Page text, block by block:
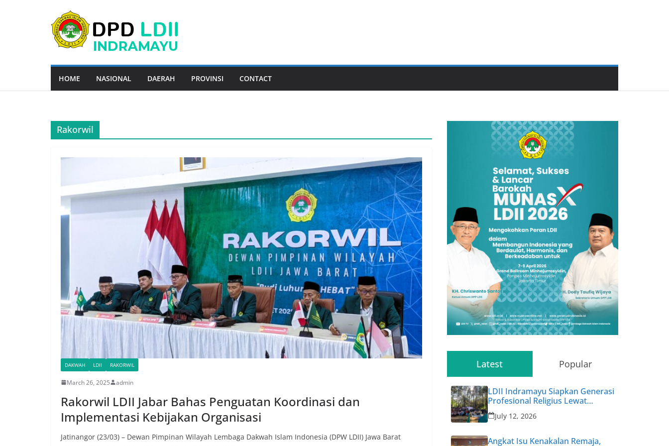
HOME NASIONAL DAERAH PROVINSI CONTACT
Rakorwil
DAKWAH LDII RAKORWIL
March 26, 2025 admin
Rakorwil LDII Jabar Bahas Penguatan Koordinasi dan
Implementasi Kebijakan Organisasi
Jatinangor (23/03) – Dewan Pimpinan Wilayah Lembaga Dakwah Islam Indonesia (DPW LDII) Jawa Barat
Latest Popular
LDII Indramayu Siapkan Generasi
Profesional Religius Lewat
Permata CAI ke-47
July 12, 2026
Angkat Isu Kenakalan Remaja,